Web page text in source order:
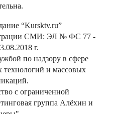
“Kursktv.ru”
СМИ: ЭЛ № ФС 77 -
г.
по надзору в сфере
и массовых
с ограниченной
группа Алёхин и